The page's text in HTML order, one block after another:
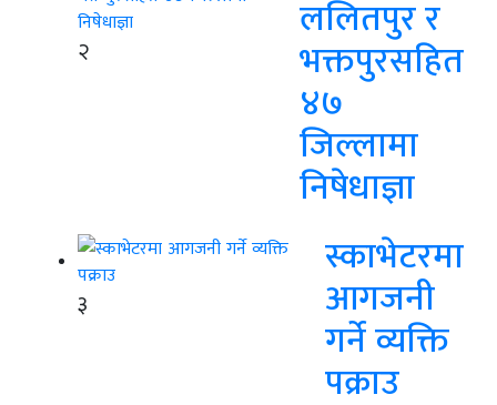
२
ललितपुर र
भक्तपुरसहित
४७
जिल्लामा
निषेधाज्ञा
३
स्काभेटरमा
आगजनी
गर्ने व्यक्ति
पक्राउ